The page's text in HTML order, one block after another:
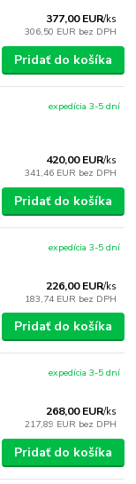
377,00 EUR/ks
306,50 EUR bez DPH
Pridať do košíka
420,00 EUR/ks
341,46 EUR bez DPH
expedícia 3-5 dní
Pridať do košíka
226,00 EUR/ks
183,74 EUR bez DPH
expedícia 3-5 dní
Pridať do košíka
268,00 EUR/ks
217,89 EUR bez DPH
expedícia 3-5 dní
Pridať do košíka